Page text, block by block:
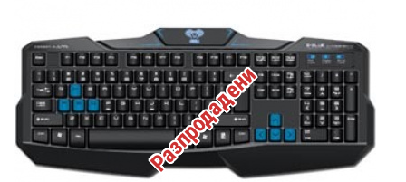
Разпродадени